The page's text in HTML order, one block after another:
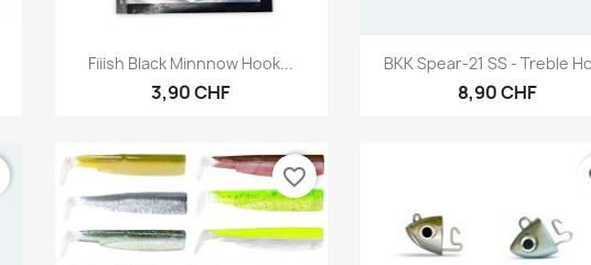
Aperçu rapide
Fiiish Black Minnnow Hook...
3,90 CHF
Aperçu rapide
BKK Spear-21 SS - Treble
8,90 CHF
favorite_border